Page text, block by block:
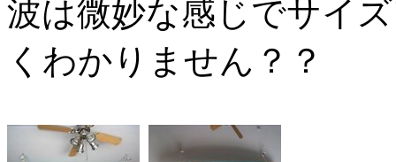
波は微妙な感じでサイ
くわかりません？？